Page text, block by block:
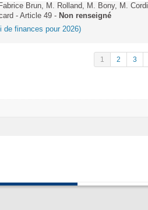
Brun, M. Rolland, M. Bony, M.
- Article 49 - Non renseigné
de finances pour 2026)
1 2 3